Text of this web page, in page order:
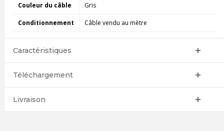
Couleur du câble Gris
Conditionnement Câble vendu au mètre
Caractéristiques
Téléchargement
Livraison